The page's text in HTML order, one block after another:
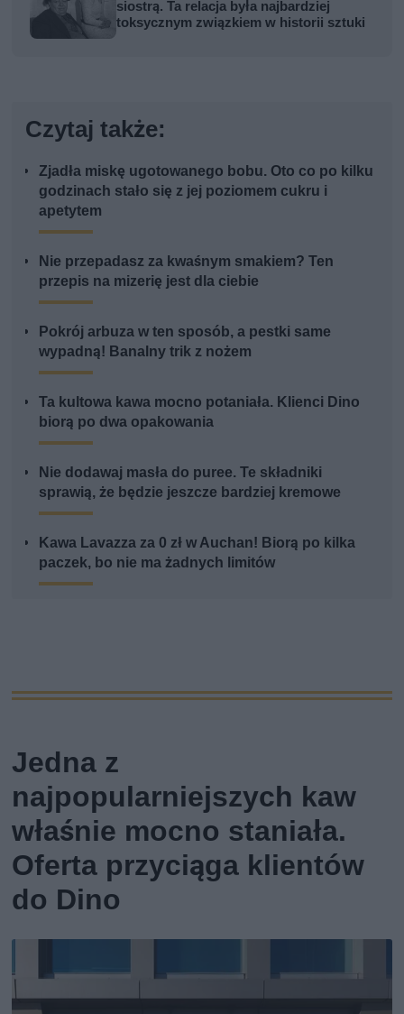
siostrą. Ta relacja była najbardziej
toksycznym związkiem w historii sztuki
Czytaj także:
Zjadła miskę ugotowanego bobu. Oto co po kilku
godzinach stało się z jej poziomem cukru i
apetytem
Nie przepadasz za kwaśnym smakiem? Ten
przepis na mizerię jest dla ciebie
Pokrój arbuza w ten sposób, a pestki same
wypadną! Banalny trik z nożem
Ta kultowa kawa mocno potaniała. Klienci Dino
biorą po dwa opakowania
Nie dodawaj masła do puree. Te składniki
sprawią, że będzie jeszcze bardziej kremowe
Kawa Lavazza za 0 zł w Auchan! Biorą po kilka
paczek, bo nie ma żadnych limitów
Jedna z
najpopularniejszych kaw
właśnie mocno staniała.
Oferta przyciąga klientów
do Dino